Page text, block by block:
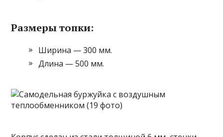
Размеры топки:
Ширина — 300 мм.
Длина — 500 мм.